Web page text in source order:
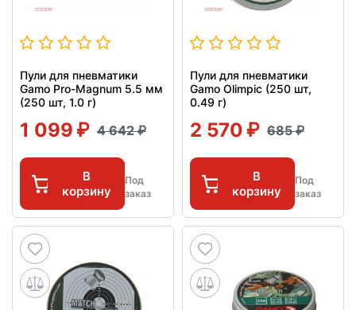
Пули для пневматики
Gamo Pro-Magnum 5.5 мм
(250 шт, 1.0 г)
1 099 4 642
В
корзину
Под
заказ
Пули для пневматики
Gamo Olimpic (250 шт,
0.49 г)
2 570 685
В
корзину
Под
заказ